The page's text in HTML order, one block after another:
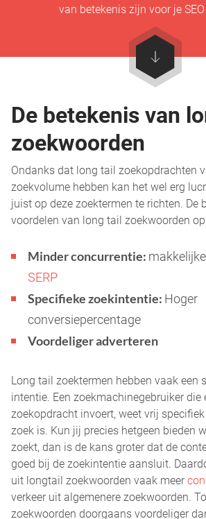
van betekenis zijn voor je
De betekenis van
zoekwoorden
Ondanks dat long tail zoekopdrachten
zoekvolume hebben kan het wel erg
juist op deze zoektermen te richten. De
voordelen van long tail zoekwoorden
Minder concurrentie:
SERP
Specifieke zoekintentie: Hoger
conversiepercentage
Voordeliger adverteren
Long tail zoektermen hebben vaak een
intentie. Een zoekmachinegebruiker die
zoekopdracht invoert, weet vrij
zoek is. Kun jij precies hetgeen bieden
zoekt, dan is de kans groter dat de
goed bij de zoekintentie aansluit.
uit longtail zoekwoorden vaak meer
verkeer uit algemenere zoekwoorden.
zoekwoorden doorgaans voordeliger